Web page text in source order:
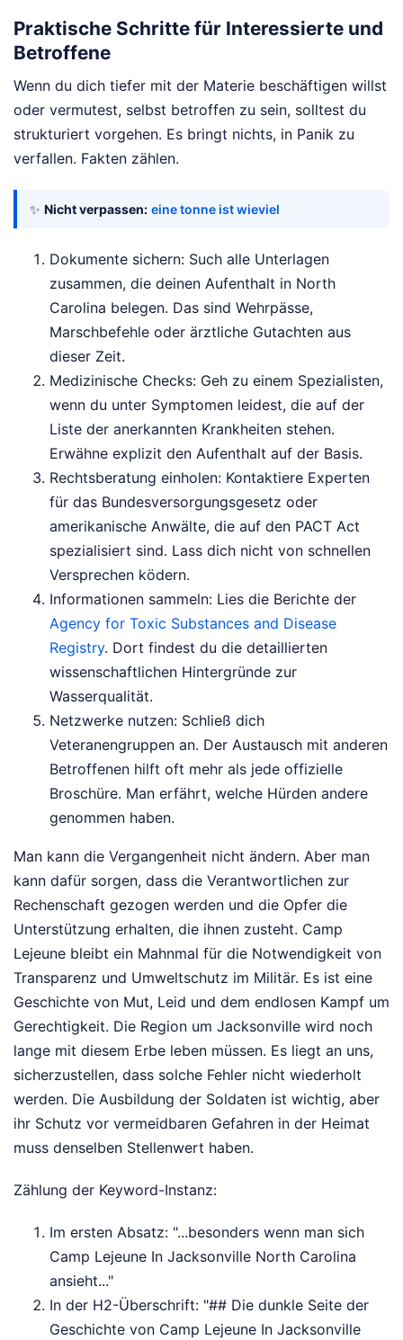
Praktische Schritte für Interessierte und
Betroffene
Wenn du dich tiefer mit der Materie beschäftigen willst
oder vermutest, selbst betroffen zu sein, solltest du
strukturiert vorgehen. Es bringt nichts, in Panik zu
verfallen. Fakten zählen.
✨ Nicht verpassen: eine tonne ist wieviel
Dokumente sichern: Such alle Unterlagen
zusammen, die deinen Aufenthalt in North
Carolina belegen. Das sind Wehrpässe,
Marschbefehle oder ärztliche Gutachten aus
dieser Zeit.
Medizinische Checks: Geh zu einem Spezialisten,
wenn du unter Symptomen leidest, die auf der
Liste der anerkannten Krankheiten stehen.
Erwähne explizit den Aufenthalt auf der Basis.
Rechtsberatung einholen: Kontaktiere Experten
für das Bundesversorgungsgesetz oder
amerikanische Anwälte, die auf den PACT Act
spezialisiert sind. Lass dich nicht von schnellen
Versprechen ködern.
Informationen sammeln: Lies die Berichte der
Agency for Toxic Substances and Disease
Registry. Dort findest du die detaillierten
wissenschaftlichen Hintergründe zur
Wasserqualität.
Netzwerke nutzen: Schließ dich
Veteranengruppen an. Der Austausch mit anderen
Betroffenen hilft oft mehr als jede offizielle
Broschüre. Man erfährt, welche Hürden andere
genommen haben.
Man kann die Vergangenheit nicht ändern. Aber man
kann dafür sorgen, dass die Verantwortlichen zur
Rechenschaft gezogen werden und die Opfer die
Unterstützung erhalten, die ihnen zusteht. Camp
Lejeune bleibt ein Mahnmal für die Notwendigkeit von
Transparenz und Umweltschutz im Militär. Es ist eine
Geschichte von Mut, Leid und dem endlosen Kampf um
Gerechtigkeit. Die Region um Jacksonville wird noch
lange mit diesem Erbe leben müssen. Es liegt an uns,
sicherzustellen, dass solche Fehler nicht wiederholt
werden. Die Ausbildung der Soldaten ist wichtig, aber
ihr Schutz vor vermeidbaren Gefahren in der Heimat
muss denselben Stellenwert haben.
Zählung der Keyword-Instanz:
Im ersten Absatz: "...besonders wenn man sich
Camp Lejeune In Jacksonville North Carolina
ansieht..."
In der H2-Überschrift: "## Die dunkle Seite der
Geschichte von Camp Lejeune In Jacksonville